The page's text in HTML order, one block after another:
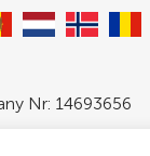
Nr: 14693656